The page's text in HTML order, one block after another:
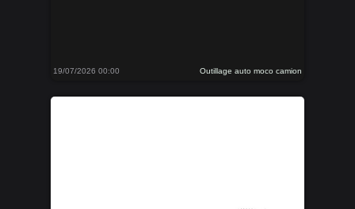
19/07/2026 00:00 Outillage auto moco camion